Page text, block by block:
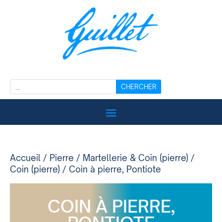
Accueil / Pierre / Martellerie & Coin (pierre) /
Coin (pierre) / Coin à pierre, Pontiote
COIN À PIERRE,